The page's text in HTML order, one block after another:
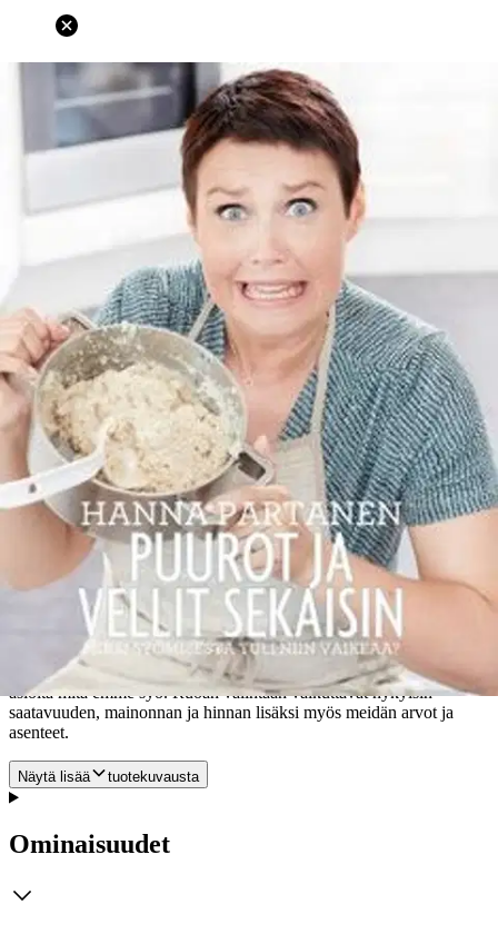
Ei saatavilla
Tuotekuvaus
Kirjassa on käsitelty kattavasti kuvien avulla mitä pakkausselosteesta
kannattaa lukea, syötkö tarpeeksi kasviksia ja huijaako lautasen
koko syömään sinua enemmän. Löydät myös vastaukset Hannalle
usein esitettyihin kysymyksiin: Saako eineksiä syödä? Laihduttaako
veden juominen? Mitä lisäaineita pitää varoa? Onko terveellinen
ruoka kalliimpaa? Pitääkö sokeri karsia ruokavaliosta kokonaan
pois? Kirjan avulla opit laittamaan ruokavaliosi perustan kuntoon ja
löytämään helpommin oman tyylin syödä ilman liian ankaria ja
epärealistisia tavoitteita. Jatkossa osaat kiinnittää huomiota terveytesi
kannalta olennaisiin asioihin ja voit lopettaa turhan stressaamisen
ristiriitaisesta ravitsemusuutisoinnista. Ravitsemusterapeutti Hanna
Partasen kirja käsittelee asiantuntijanäkökulmasta ravitsemus- ja
terveysuutisointia sekä suomalaisia puhuttelevista villityksistä
proteiinibuumista luomuun. Median maailmassa uutisia sekä
näkökulmia usein kärjistetään ja etsitään tarkoitushakuisesti
vastakkainasettelua, jolloin tutkitun tiedon pääviesti hämärtyy ja
fokus on jopa väärässä asiassa ihmisen terveyttä ajatellen. Hanna
pohtii myös nykypäivän asiantuntijuutta ja avaa maallikolle
ravitsemustieteen haasteellisuutta, jotta ristiriitaistakin
tutkimusnäyttöä olisi helpompi ymmärtää. Totta kuitenkin on, että
syöminen ja ruoan valinta tullut nykymaailmassa yhä
haasteellisemmaksi. Ennen syötiin sitä mitä saatiin, nyt valitsemme
asioita mitä emme syö. Ruoan valintaan vaikuttavat nykyisin
saatavuuden, mainonnan ja hinnan lisäksi myös meidän arvot ja
asenteet.
Näytä lisää tuotekuvausta
Ominaisuudet